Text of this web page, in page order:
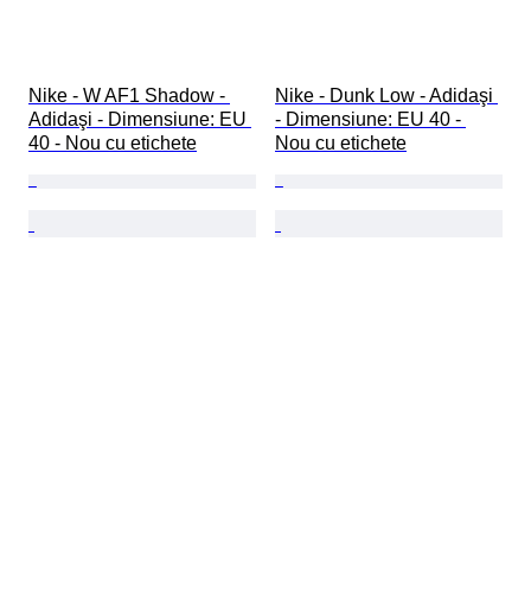
Nike - W AF1 Shadow -
Adidaşi - Dimensiune: EU
40 - Nou cu etichete
Nike - Dunk Low - Adidaşi
- Dimensiune: EU 40 -
Nou cu etichete